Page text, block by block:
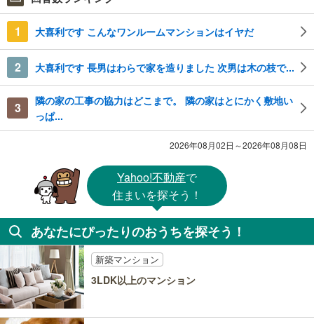
1 大喜利です こんなワンルームマンションはイヤだ
2 大喜利です 長男はわらで家を造りました 次男は木の枝で...
3
隣の家の工事の協力はどこまで。 隣の家はとにかく敷地い
っぱ...
2026年08月02日～2026年08月08日
Yahoo!不動産で
住まいを探そう！
あなたにぴったりのおうちを探そう！
新築マンション
3LDK以上のマンション